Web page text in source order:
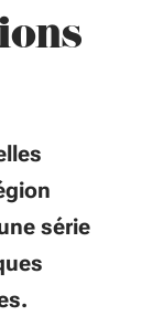
série